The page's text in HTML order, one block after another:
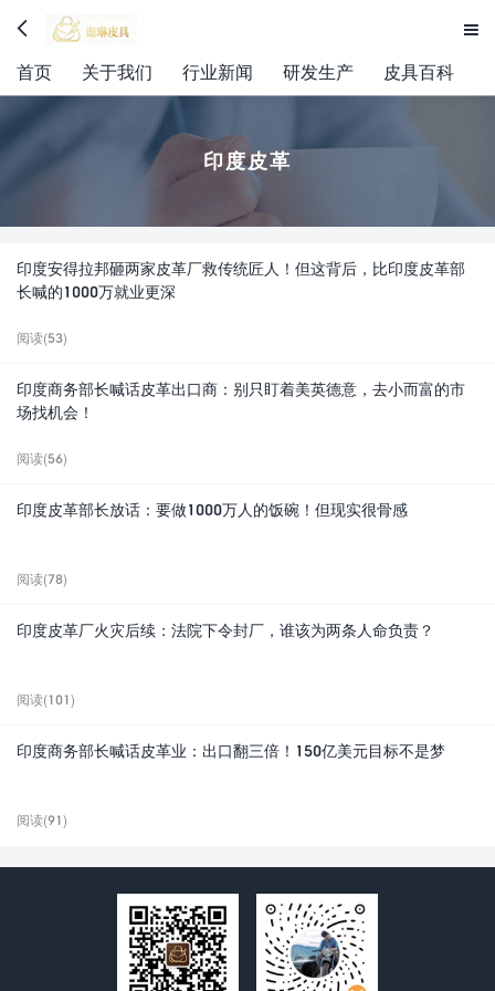
 
首页 关于我们 行业新闻 研发生产 皮具百科
印度皮革
印度安得拉邦砸两家皮革厂救传统匠人！但这背后，比印度皮革部
长喊的1000万就业更深
阅读(53)
印度商务部长喊话皮革出口商：别只盯着美英德意，去小而富的市
场找机会！
阅读(56)
印度皮革部长放话：要做1000万人的饭碗！但现实很骨感
阅读(78)
印度皮革厂火灾后续：法院下令封厂，谁该为两条人命负责？
阅读(101)
印度商务部长喊话皮革业：出口翻三倍！150亿美元目标不是梦
阅读(91)